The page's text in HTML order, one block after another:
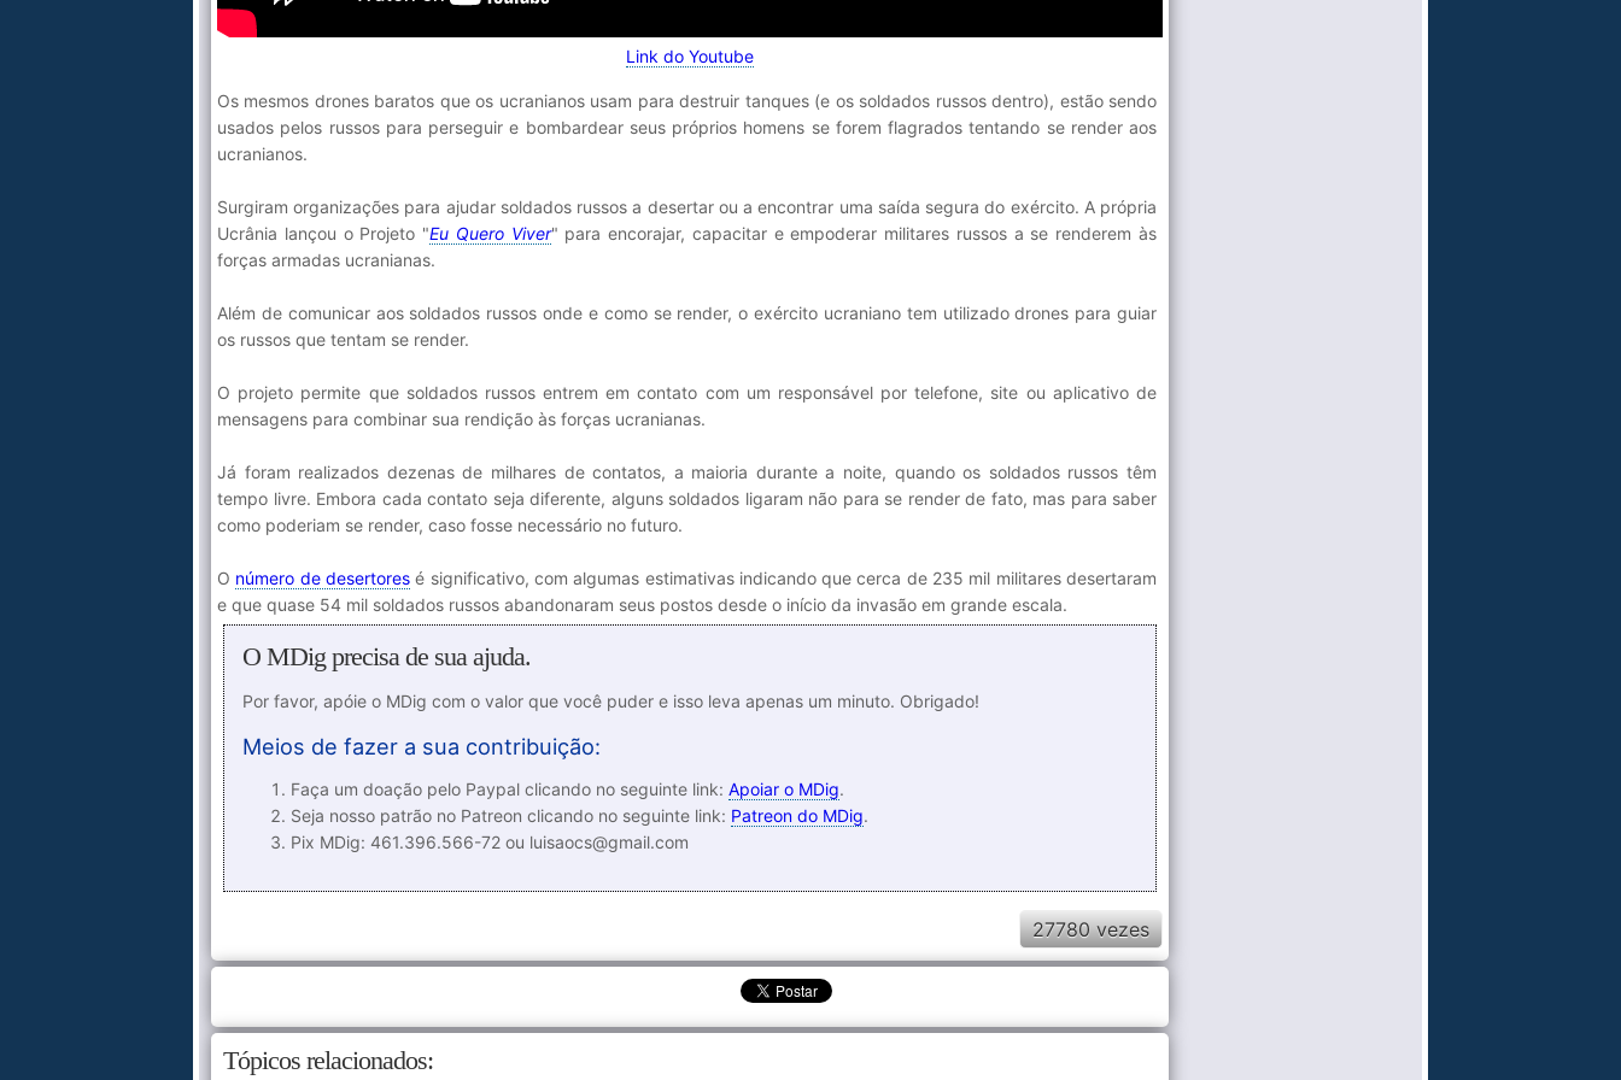
Link do Youtube
Os mesmos drones baratos que os ucranianos usam para destruir tanques (e os soldados russos dentro), estão sendo
usados pelos russos para perseguir e bombardear seus próprios homens se forem flagrados tentando se render aos
ucranianos.
Surgiram organizações para ajudar soldados russos a desertar ou a encontrar uma saída segura do exército. A própria
Ucrânia lançou o Projeto "Eu Quero Viver" para encorajar, capacitar e empoderar militares russos a se renderem às
forças armadas ucranianas.
Além de comunicar aos soldados russos onde e como se render, o exército ucraniano tem utilizado drones para guiar
os russos que tentam se render.
O projeto permite que soldados russos entrem em contato com um responsável por telefone, site ou aplicativo de
mensagens para combinar sua rendição às forças ucranianas.
Já foram realizados dezenas de milhares de contatos, a maioria durante a noite, quando os soldados russos têm
tempo livre. Embora cada contato seja diferente, alguns soldados ligaram não para se render de fato, mas para saber
como poderiam se render, caso fosse necessário no futuro.
O número de desertoresé significativo, com algumas estimativas indicando que cerca de 235 mil militares desertaram
e que quase 54 mil soldados russos abandonaram seus postos desde o início da invasão em grande escala.
O MDig precisa de sua ajuda.
Por favor, apóie o MDig com o valor que você puder e isso leva apenas um minuto. Obrigado!
Meios de fazer a sua contribuição:
Faça um doação pelo Paypal clicando no seguinte link: Apoiar o MDig.
Seja nosso patrão no Patreon clicando no seguinte link: Patreon do MDig.
Pix MDig: 461.396.566-72 ou luisaocs@gmail.com
27780 vezes
Tópicos relacionados: